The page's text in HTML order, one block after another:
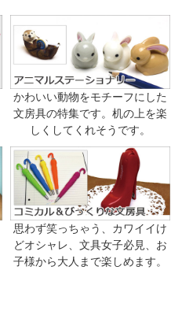
かわいい動物をモチーフにした
文房具の特集です。机の上を楽
しくしてくれそうです。
思わず笑っちゃう、カワイイけ
どオシャレ、文具女子必見、お
子様から大人まで楽しめます。